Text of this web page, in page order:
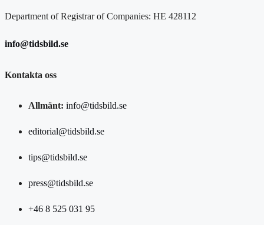
Department of Registrar of Companies: HE 428112
info@tidsbild.se
Kontakta oss
Allmänt: info@tidsbild.se
editorial@tidsbild.se
tips@tidsbild.se
press@tidsbild.se
+46 8 525 031 95